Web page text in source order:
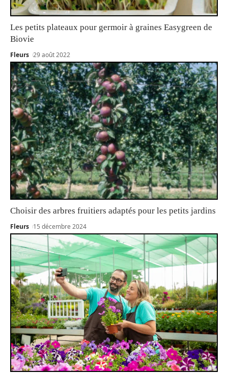
Les petits plateaux pour germoir à graines Easygreen de
Biovie
Fleurs 29 août 2022
Choisir des arbres fruitiers adaptés pour les petits jardins
Fleurs 15 décembre 2024